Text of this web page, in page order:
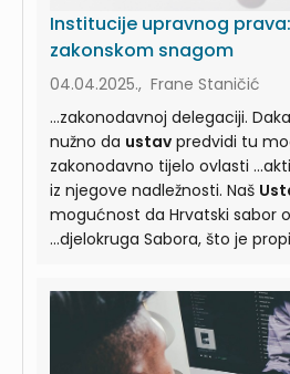
Institucije upravnog
zakonskom snagom
04.04.2025., Frane Staničić
...zakonodavnoj delegaciji.
nužno da ustav predvidi tu
zakonodavno tijelo ovlasti ...aktima uređuje pitanja
iz njegove nadležnosti. Naš
mogućnost da Hrvatski sabor
...djelokruga Sabora, što je
135/97 ...snagom uređuje pitanja koja se odnose na
Ustavom utvrđenih
temeljnih sloboda, nacionalna ...snagom, što je u
skladu s odredbom članka 90.